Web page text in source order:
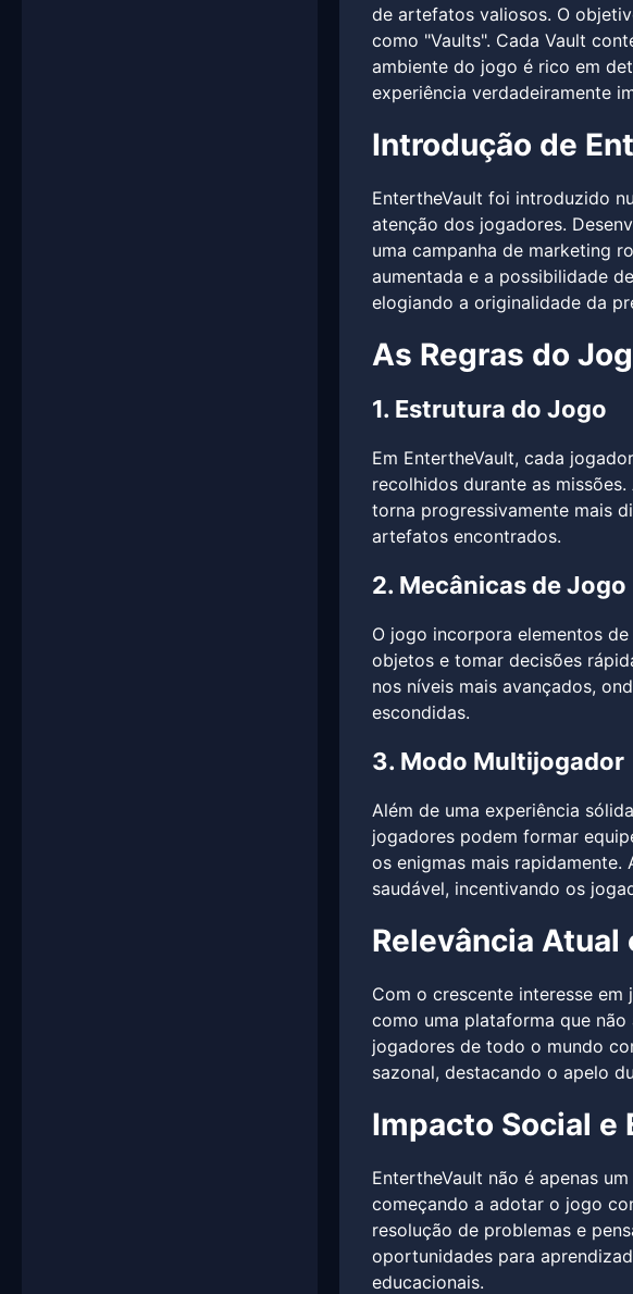
de artefatos valiosos. O
como "Vaults". Cada Vault
ambiente do jogo é rico em
experiência verdadeiramente
Introdução de
EntertheVault foi introduzido
atenção dos jogadores.
uma campanha de marketing
aumentada e a possibilidade
elogiando a originalidade da
As Regras do
1. Estrutura do Jogo
Em EntertheVault, cada
recolhidos durante as
torna progressivamente mais
artefatos encontrados.
2. Mecânicas de Jogo
O jogo incorpora elementos
objetos e tomar decisões
nos níveis mais avançados,
escondidas.
3. Modo Multijogador
Além de uma experiência
jogadores podem formar
os enigmas mais
saudável, incentivando os
Relevância Atual
Com o crescente interesse
como uma plataforma que
jogadores de todo o mundo
sazonal, destacando o apelo
Impacto Social e
EntertheVault não é apenas
começando a adotar o jogo
resolução de problemas e
oportunidades para
educacionais.